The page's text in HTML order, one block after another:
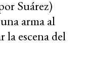
Suárez)
arma al
la escena del